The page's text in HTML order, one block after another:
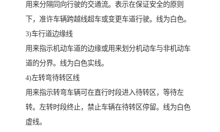
用来分隔同向行驶的交通流。表示在保证安全的原则
下，准许车辆跨越线超车或变更车道行驶。线为白色。
3)车行道边缘线
用来指示机动车道的边缘或用来划分机动车与非机动车
道的分界。线为白色实线。
4)左转弯待转区线
用来指示转弯车辆可在直行时段进入待转区，等待左
转。左转时段终止，禁止车辆在待转区停留。线为白色
虚线。